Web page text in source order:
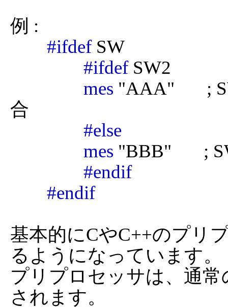
例 :
#ifdef SW
#ifdef SW2
mes "AAA"       ;
合
#else
mes "BBB"       ;
#endif
#endif
基本的にCやC++のプリ
るようになっています。
プリプロセッサは、通
されます。